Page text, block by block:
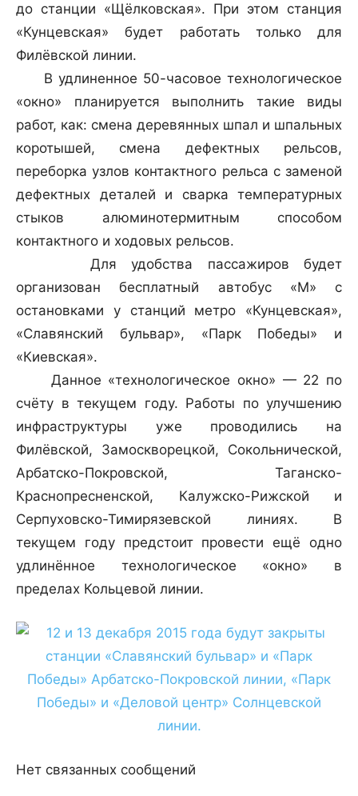
до станции «Щёлковская». При этом станция
«Кунцевская» будет работать только для
Филёвской линии.
В удлиненное 50-часовое технологическое
«окно» планируется выполнить такие виды
работ, как: смена деревянных шпал и шпальных
коротышей, смена дефектных рельсов,
переборка узлов контактного рельса с заменой
дефектных деталей и сварка температурных
стыков алюминотермитным способом
контактного и ходовых рельсов.
Для удобства пассажиров будет
организован бесплатный автобус «М» с
остановками у станций метро «Кунцевская»,
«Славянский бульвар», «Парк Победы» и
«Киевская».
Данное «технологическое окно» — 22 по
счёту в текущем году. Работы по улучшению
инфраструктуры уже проводились на
Филёвской, Замоскворецкой, Сокольнической,
Арбатско-Покровской, Таганско-
Краснопресненской, Калужско-Рижской и
Серпуховско-Тимирязевской линиях. В
текущем году предстоит провести ещё одно
удлинённое технологическое «окно» в
пределах Кольцевой линии.
Нет связанных сообщений